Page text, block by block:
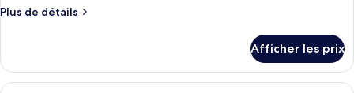
Premier,
jumeaux,
Plus de détails
Plus
Chambre
Premier,
Afficher les prix
Une chambre d’hôtel moderne